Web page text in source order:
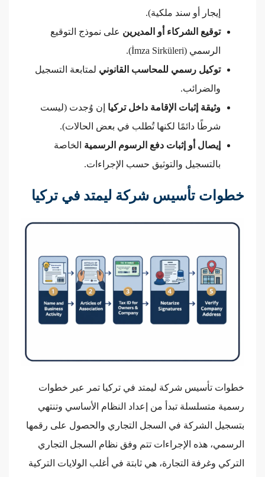
إيجار أو سند ملكية).
توقيع الشركاء أو المديرين على نموذج التوقيع
الرسمي (İmza Sirküleri).
توكيل رسمي للمحاسب القانوني لمتابعة التسجيل
والضرائب.
وثيقة إثبات الإقامة داخل تركيا إن وُجدت (ليست
شرطًا دائمًا لكنها تُطلب في بعض الحالات).
إيصال أو إثبات دفع الرسوم الرسمية الخاصة
بالتسجيل والتوثيق حسب الإجراءات.
خطوات تأسيس شركة ليمتد في تركيا
خطوات تأسيس شركة ليمتد في تركيا تمر عبر خطوات
رسمية متسلسلة تبدأ من إعداد النظام الأساسي وتنتهي
بتسجيل الشركة في السجل التجاري والحصول على رقمها
الرسمي، هذه الإجراءات تتم وفق نظام السجل التجاري
التركي وغرفة التجارة، هي ثابتة في أغلب الولايات التركية